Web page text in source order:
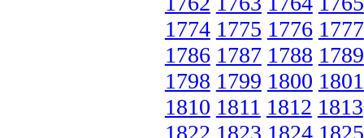
1774 1775 1776 1777
1786 1787 1788 1789
1798 1799 1800 1801
1810 1811 1812 1813
1822 1823 1824 1825